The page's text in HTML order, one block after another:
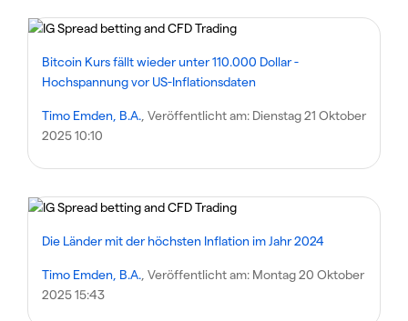
Bitcoin Kurs fällt wieder unter 110.000 Dollar -
Hochspannung vor US-Inflationsdaten
Timo Emden, B.A. , Veröffentlicht am: Dienstag 21 Oktober
2025 10:10
Die Länder mit der höchsten Inflation im Jahr 2024
Timo Emden, B.A. , Veröffentlicht am: Montag 20 Oktober
2025 15:43